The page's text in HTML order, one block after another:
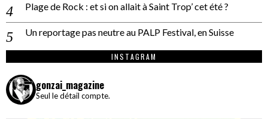
Plage de Rock : et si on allait à Saint Trop’ cet été ?
Un reportage pas neutre au PALP Festival, en Suisse
INSTAGRAM
gonzai_magazine
Seul le détail compte.